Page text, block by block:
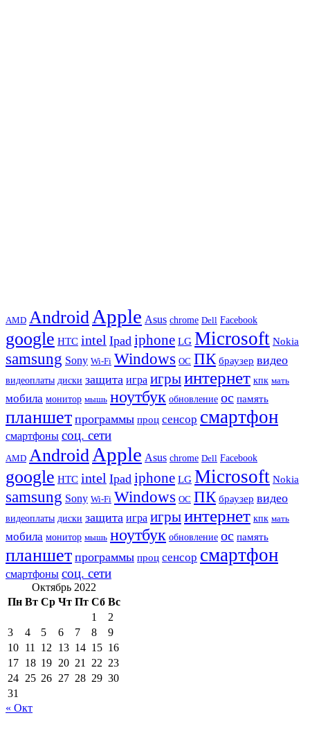
AMD AndroidApple Asus chrome Dell Facebook
google HTC intel Ipad iphone LG Microsoft Nokia
samsung Sony Wi-Fi Windows ОС ПК браузер видео
видеоплаты диски защита игра игрыинтернет кпк мать
мобила монитор мышь ноутбук обновление ос память
планшет программы проц сенсор смартфон
смартфоны соц. сети
AMD AndroidApple Asus chrome Dell Facebook
google HTC intel Ipad iphone LG Microsoft Nokia
samsung Sony Wi-Fi Windows ОС ПК браузер видео
видеоплаты диски защита игра игрыинтернет кпк мать
мобила монитор мышь ноутбук обновление ос память
планшет программы проц сенсор смартфон
смартфоны соц. сети
Октябрь 2022
Пн Вт Ср Чт Пт Сб Вс
1
2
3
4 5 6 7 8
9
10 11 12 13 14 15 16
17 18 19 20 21 22 23
24 25 26 27 28 29 30
31
« Окт